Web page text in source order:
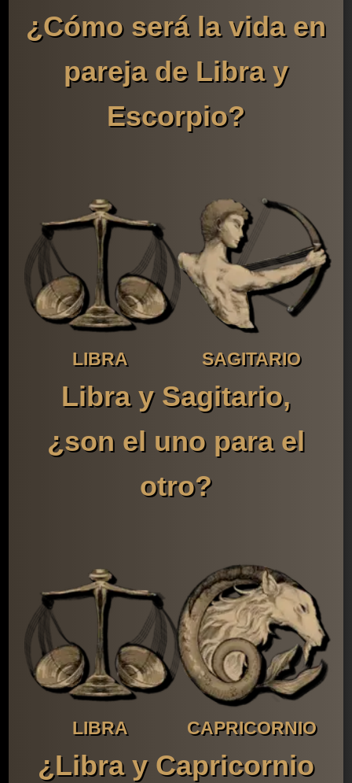
¿Cómo será la vida en
pareja de Libra y
Escorpio?
LIBRA SAGITARIO
Libra y Sagitario,
¿son el uno para el
otro?
LIBRA CAPRICORNIO
¿Libra y Capricornio